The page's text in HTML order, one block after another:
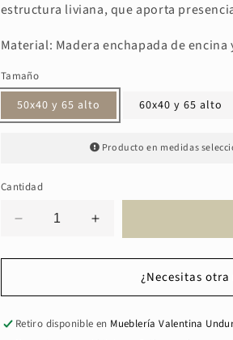
estructura liviana, que aporta
Material: Madera enchapada de
Tamaño
50x40 y 65 alto 60x40 y 65 alto
Producto en medidas
Cantidad
Reducir
para
Sydney
Aumentar
cantidad
para
Velador
Sydney
¿Necesitas
Retiro disponible en Mueblería Valentina